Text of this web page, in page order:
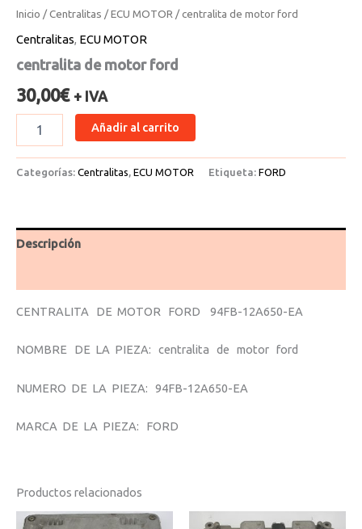
Inicio /Centralitas /ECU MOTOR/ centralita de motor ford
Centralitas, ECU MOTOR
centralita de motor ford
30,00€ + IVA
Añadir al carrito
Categorías: Centralitas, ECU MOTOR Etiqueta: FORD
Descripción
CENTRALITA DE MOTOR FORD 94FB-12A650-EA
NOMBRE DE LA PIEZA: centralita de motor ford
NUMERO DE LA PIEZA: 94FB-12A650-EA
MARCA DE LA PIEZA: FORD
Productos relacionados